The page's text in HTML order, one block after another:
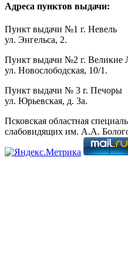
Адреса пунктов выдачи:
Пункт выдачи №1 г. Невель
ул. Энгельса, 2.
Пункт выдачи №2 г. Великие
ул. Новослободская, 10/1.
Пункт выдачи № 3 г. Печоры
ул. Юрьевская, д. 3а.
Псковская областная
слабовидящих им. А.А.